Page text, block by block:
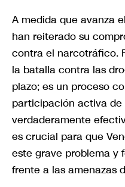
A medida que avanza
han reiterado su
contra el narcotráfico.
la batalla contra las
plazo; es un proceso
participación activa
verdaderamente
es crucial para que
este grave problema y
frente a las amenazas